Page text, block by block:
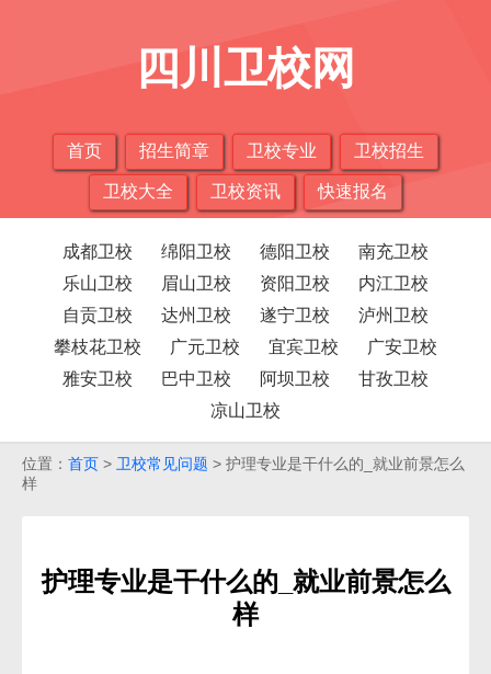
四川卫校网
首页 招生简章 卫校专业 卫校招生
卫校大全 卫校资讯 快速报名
成都卫校 绵阳卫校 德阳卫校
南充卫校
乐山卫校
眉山卫校 资阳卫校
内江卫校
自贡卫校
达州卫校 遂宁卫校
泸州卫校
攀枝花卫校
广元卫校 宜宾卫校
广安卫校
雅安卫校
巴中卫校 阿坝卫校
甘孜卫校
凉山卫校
位置： 首页 > 卫校常见问题 > 护理专业是干什么的_就业前景怎么
样
护理专业是干什么的_就业前景怎么
样